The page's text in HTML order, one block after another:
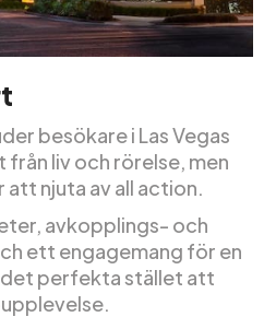
besökare i Las Vegas
liv och rörelse, men
njuta av all action.
avkopplings- och
ett engagemang för en
det perfekta stället att